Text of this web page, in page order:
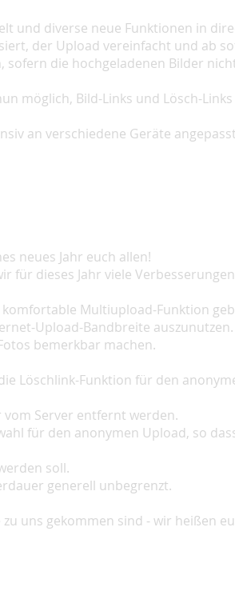
und diverse neue Funktionen in
der Upload vereinfacht und ab
die hochgeladenen Bilder
möglich, Bild-Links und Lösch-
an verschiedene Geräte
neues Jahr euch allen!
für dieses Jahr viele
Multiupload-Funktion
Upload-Bandbreite auszunutzen.
bemerkbar machen.
Löschlink-Funktion für den
Server entfernt werden.
für den anonymen Upload, so
soll.
generell unbegrenzt.
uns gekommen sind - wir heißen